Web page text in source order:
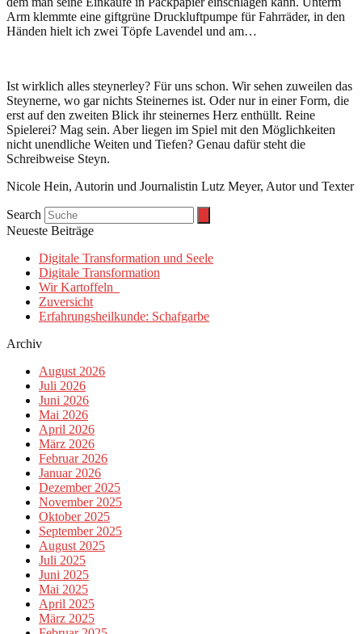
Arm klemmte eine giftgrüne Druckluftpumpe für Fahrräder, in den
Händen hielt ich zwei Töpfe Lavendel und am…
Ist wirklich alles steynerley? Für uns schon. Wir sehen zuweilen das
Steynerne, wo gar nichts Steinernes ist. Oder nur in einer Form, die
erst auf den zweiten Blick ihr steinernes Herz enthüllt. Reine
Spielerei? Mag sein. Aber liegen im Spiel mit den Möglichkeiten
nicht unendliche Weiten und Tiefen? Genau dafür steht die
Schreibweise Steyn.
Nicole Hein, Autorin und Journalistin Lutz Meyer, Autor und Texter
Search
Neueste Beiträge
Digitale Transformation und Seele
Digitale Transformation
Wir Kartoffeln
Zuversicht
Erfahrungsheilkunde: Schafgarbe
Archiv
August 2026
Juli 2026
Juni 2026
Mai 2026
April 2026
März 2026
Februar 2026
Januar 2026
Dezember 2025
November 2025
Oktober 2025
September 2025
August 2025
Juli 2025
Juni 2025
Mai 2025
April 2025
März 2025